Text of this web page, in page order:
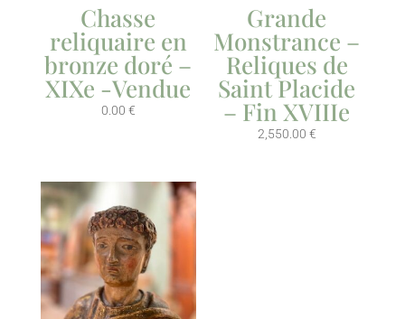
Chasse
reliquaire en
bronze doré –
XIXe -Vendue
0.00 €
Grande
Monstrance –
Reliques de
Saint Placide
– Fin XVIIIe
2,550.00 €